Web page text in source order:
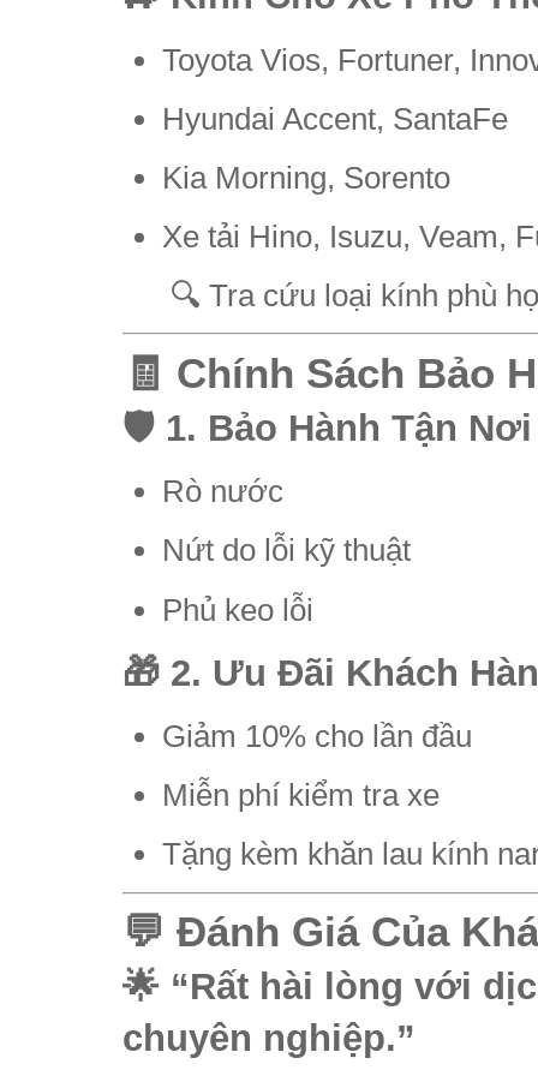
Toyota Vios, Fortuner,
Hyundai Accent, SantaFe
Kia Morning, Sorento
Xe tải Hino, Isuzu, Veam,
🔍 Tra cứu loại kính phù
🧾 Chính Sách Bảo
🛡️ 1. Bảo Hành Tận
Rò nước
Nứt do lỗi kỹ thuật
Phủ keo lỗi
🎁 2. Ưu Đãi Khách
Giảm 10% cho lần đầu
Miễn phí kiểm tra xe
Tặng kèm khăn lau kính
💬 Đánh Giá Của
🌟 “Rất hài lòng với
chuyên nghiệp.”